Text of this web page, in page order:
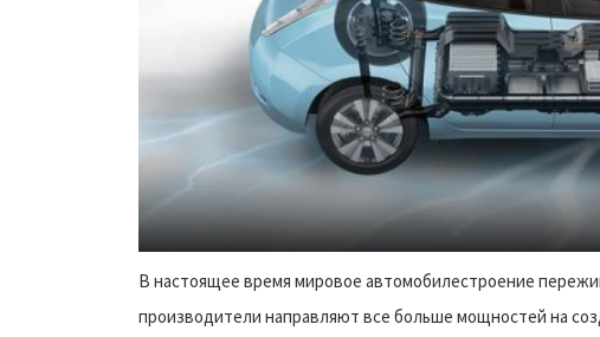
В настоящее время мировое автомобилестроение
производители направляют все больше мощностей на